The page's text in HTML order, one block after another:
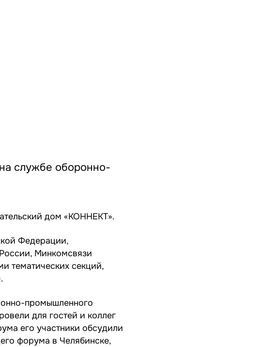
службе оборонно-
дом «КОННЕКТ».
Федерации,
Минкомсвязи
тематических секций,
промышленного
для гостей и коллег
его участники обсудили
форума в Челябинске,